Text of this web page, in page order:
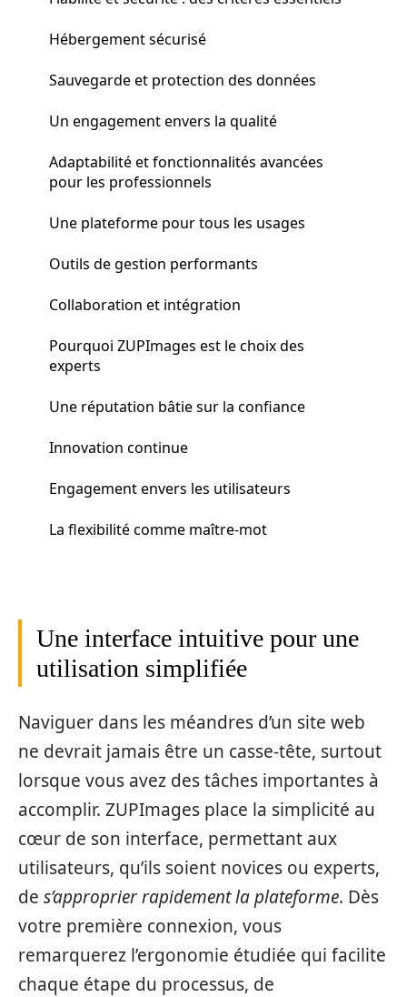
Hébergement sécurisé
Sauvegarde et protection des données
Un engagement envers la qualité
Adaptabilité et fonctionnalités avancées
pour les professionnels
Une plateforme pour tous les usages
Outils de gestion performants
Collaboration et intégration
Pourquoi ZUPImages est le choix des
experts
Une réputation bâtie sur la confiance
Innovation continue
Engagement envers les utilisateurs
La flexibilité comme maître-mot
Une interface intuitive pour une
utilisation simplifiée
Naviguer dans les méandres d’un site web
ne devrait jamais être un casse-tête, surtout
lorsque vous avez des tâches importantes à
accomplir. ZUPImages place la simplicité au
cœur de son interface, permettant aux
utilisateurs, qu’ils soient novices ou experts,
de s’approprier rapidement la plateforme. Dès
votre première connexion, vous
remarquerez l’ergonomie étudiée qui facilite
chaque étape du processus, de